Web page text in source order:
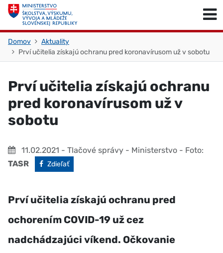
Skočiť na obsah
Domov
Aktuality
Prví učitelia získajú ochranu pred koronavírusom už v sobotu
Prví učitelia získajú ochranu
pred koronavírusom už v
sobotu
11.02.2021 - Tlačové správy - Ministerstvo - Foto:
TASR
Facebook
Zdieľať
Prví učitelia získajú ochranu pred
ochorením COVID-19 už cez
nadchádzajúci víkend. Očkovanie
Skočiť na začiatok stránky